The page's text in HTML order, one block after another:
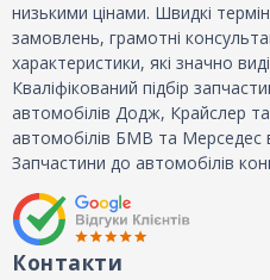
низькими цінами. Швидкі
замовлень, грамотні
характеристики, які значно
Кваліфікований підбір
автомобілів Додж, Крайслер
автомобілів БМВ та Мерседес
Запчастини до автомобілів
Контакти